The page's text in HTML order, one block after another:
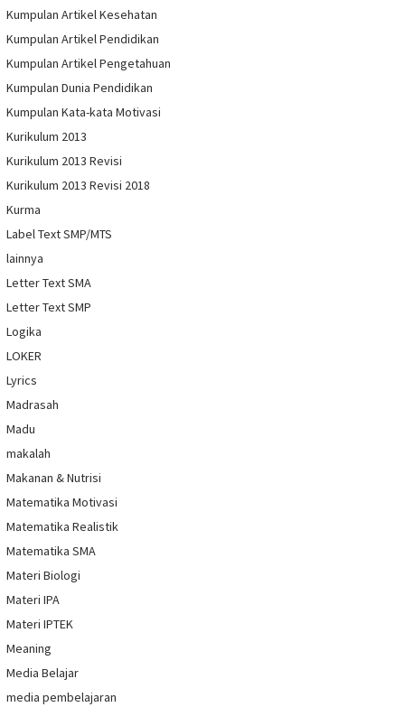
Kumpulan Artikel Kesehatan
Kumpulan Artikel Pendidikan
Kumpulan Artikel Pengetahuan
Kumpulan Dunia Pendidikan
Kumpulan Kata-kata Motivasi
Kurikulum 2013
Kurikulum 2013 Revisi
Kurikulum 2013 Revisi 2018
Kurma
Label Text SMP/MTS
lainnya
Letter Text SMA
Letter Text SMP
Logika
LOKER
Lyrics
Madrasah
Madu
makalah
Makanan & Nutrisi
Matematika Motivasi
Matematika Realistik
Matematika SMA
Materi Biologi
Materi IPA
Materi IPTEK
Meaning
Media Belajar
media pembelajaran